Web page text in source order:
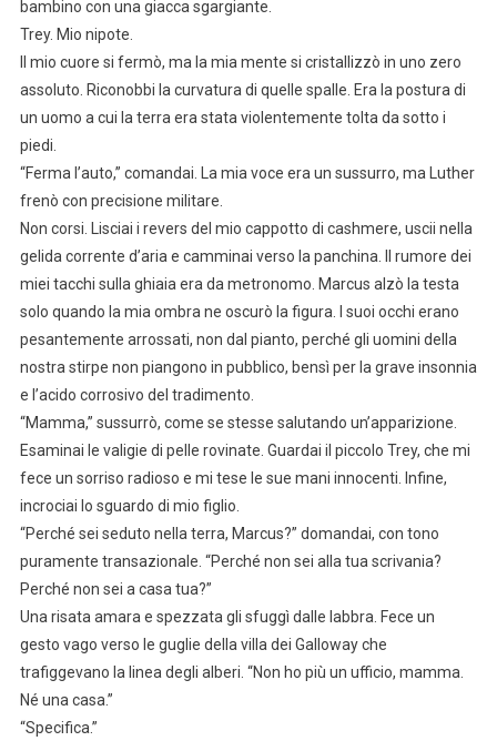
bambino con una giacca sgargiante.
Trey. Mio nipote.
Il mio cuore si fermò, ma la mia mente si cristallizzò in uno zero
assoluto. Riconobbi la curvatura di quelle spalle. Era la postura di
un uomo a cui la terra era stata violentemente tolta da sotto i
piedi.
“Ferma l’auto,” comandai. La mia voce era un sussurro, ma Luther
frenò con precisione militare.
Non corsi. Lisciai i revers del mio cappotto di cashmere, uscii nella
gelida corrente d’aria e camminai verso la panchina. Il rumore dei
miei tacchi sulla ghiaia era da metronomo. Marcus alzò la testa
solo quando la mia ombra ne oscurò la figura. I suoi occhi erano
pesantemente arrossati, non dal pianto, perché gli uomini della
nostra stirpe non piangono in pubblico, bensì per la grave insonnia
e l’acido corrosivo del tradimento.
“Mamma,” sussurrò, come se stesse salutando un’apparizione.
Esaminai le valigie di pelle rovinate. Guardai il piccolo Trey, che mi
fece un sorriso radioso e mi tese le sue mani innocenti. Infine,
incrociai lo sguardo di mio figlio.
“Perché sei seduto nella terra, Marcus?” domandai, con tono
puramente transazionale. “Perché non sei alla tua scrivania?
Perché non sei a casa tua?”
Una risata amara e spezzata gli sfuggì dalle labbra. Fece un
gesto vago verso le guglie della villa dei Galloway che
trafiggevano la linea degli alberi. “Non ho più un ufficio, mamma.
Né una casa.”
“Specifica.”